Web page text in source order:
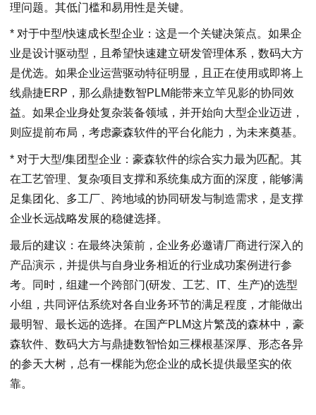
理问题。其低门槛和易用性是关键。
* 对于中型/快速成长型企业：这是一个关键决策点。如果企
业是设计驱动型，且希望快速建立研发管理体系，数码大方
是优选。如果企业运营驱动特征明显，且正在使用或即将上
线鼎捷ERP，那么鼎捷数智PLM能带来立竿见影的协同效
益。如果企业身处复杂装备领域，并开始向大型企业迈进，
则应提前布局，考虑豪森软件的平台化能力，为未来奠基。
* 对于大型/集团型企业：豪森软件的综合实力最为匹配。其
在工艺管理、复杂项目支撑和系统集成方面的深度，能够满
足集团化、多工厂、跨地域的协同研发与制造需求，是支撑
企业长远战略发展的稳健选择。
最后的建议：在最终决策前，企业务必邀请厂商进行深入的
产品演示，并提供与自身业务相近的行业成功案例进行参
考。同时，组建一个跨部门(研发、工艺、IT、生产)的选型
小组，共同评估系统对各自业务环节的满足程度，才能做出
最明智、最长远的选择。在国产PLM这片繁茂的森林中，豪
森软件、数码大方与鼎捷数智恰如三棵根基深厚、形态各异
的参天大树，总有一棵能为您企业的成长提供最坚实的依
靠。